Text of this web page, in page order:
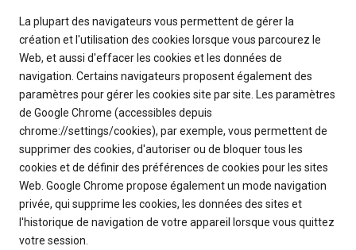
La plupart des navigateurs vous permettent de gérer la
création et l'utilisation des cookies lorsque vous parcourez le
Web, et aussi d'effacer les cookies et les données de
navigation. Certains navigateurs proposent également des
paramètres pour gérer les cookies site par site. Les paramètres
de Google Chrome (accessibles depuis
chrome://settings/cookies), par exemple, vous permettent de
supprimer des cookies, d'autoriser ou de bloquer tous les
cookies et de définir des préférences de cookies pour les sites
Web. Google Chrome propose également un mode navigation
privée, qui supprime les cookies, les données des sites et
l'historique de navigation de votre appareil lorsque vous quittez
votre session.